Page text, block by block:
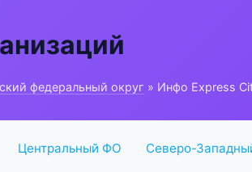
федеральный округ » Инфо Express
Центральный ФО Северо-